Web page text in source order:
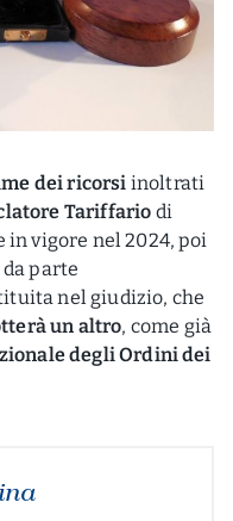
dei ricorsi inoltrati
Tariffario di
in vigore nel 2024, poi
parte
nel giudizio, che
un altro, come già
degli Ordini dei